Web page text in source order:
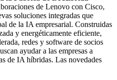
de Lenovo con Cisco,
soluciones integradas que
de la IA empresarial. Construidas
y energéticamente eficiente,
redes y software de socios
ayudar a las empresas a
de IA híbridas. Las novedades